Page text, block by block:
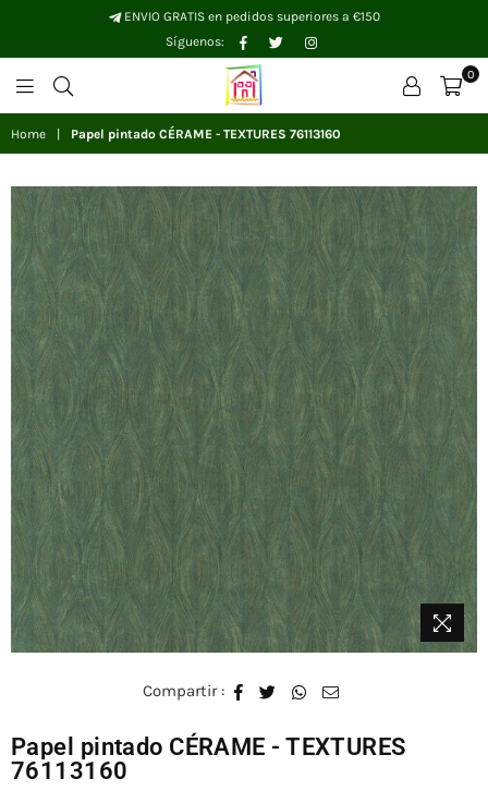
ENVIO GRATIS en pedidos superiores a €150
Síguenos:
FacebookTwitterInstagram
Papelhogar
0
Home Papel pintado CÉRAME - TEXTURES 76113160
Compartir :
Papel pintado CÉRAME - TEXTURES
76113160